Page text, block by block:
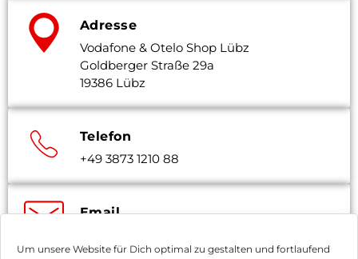
Um unsere Website für Dich optimal zu gestalten und fortlaufend
Adresse
Vodafone & Otelo Shop Lübz
Goldberger Straße 29a
19386 Lübz
Telefon
+49 3873 1210 88
Email